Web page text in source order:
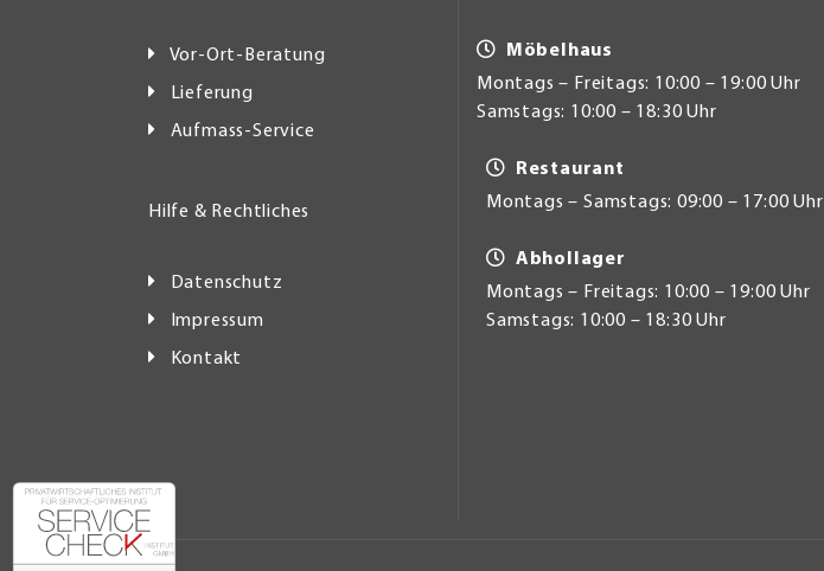
Vor-Ort-Beratung
Lieferung
Aufmass-Service
Hilfe & Rechtliches
Datenschutz
Impressum
Kontakt
Möbelhaus
Montags – Freitags: 10:00 – 19:00 Uhr
Samstags: 10:00 – 18:30 Uhr
Restaurant
Montags – Samstags: 09:00 – 17:00 Uhr
Abhollager
Montags – Freitags: 10:00 – 19:00 Uhr
Samstags: 10:00 – 18:30 Uhr